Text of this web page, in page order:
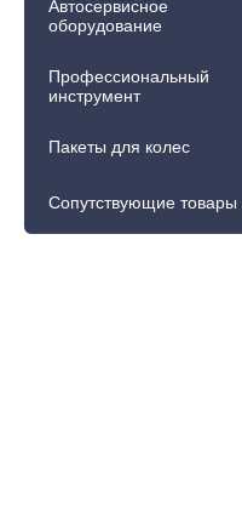
Автосервисное
оборудование
Профессиональный
инструмент
Пакеты для колес
Сопутствующие товары